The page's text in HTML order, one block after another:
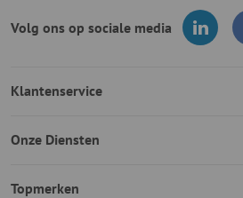
Volg ons op sociale media
Klantenservice
Onze Diensten
Topmerken